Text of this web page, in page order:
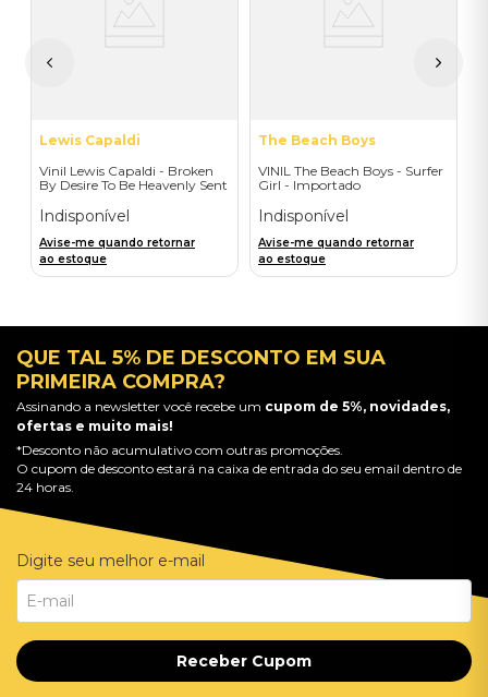
Lewis Capaldi
Vinil Lewis Capaldi - Broken
By Desire To Be Heavenly Sent
Indisponível
Avise-me quando retornar
ao estoque
The Beach Boys
VINIL The Beach Boys - Surfer
Girl - Importado
Indisponível
Avise-me quando retornar
ao estoque
QUE TAL 5% DE DESCONTO EM SUA
PRIMEIRA COMPRA?
Assinando a newsletter você recebe um cupom de 5%, novidades,
ofertas e muito mais!
*Desconto não acumulativo com outras promoções.
O cupom de desconto estará na caixa de entrada do seu email dentro de
24 horas.
Digite seu melhor e-mail
Receber Cupom